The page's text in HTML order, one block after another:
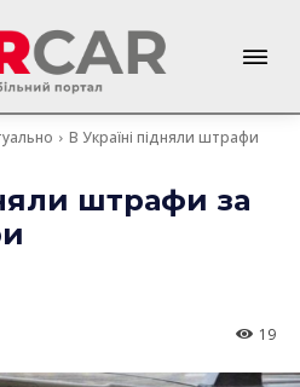
В Україні підняли штрафи
штрафи за
19